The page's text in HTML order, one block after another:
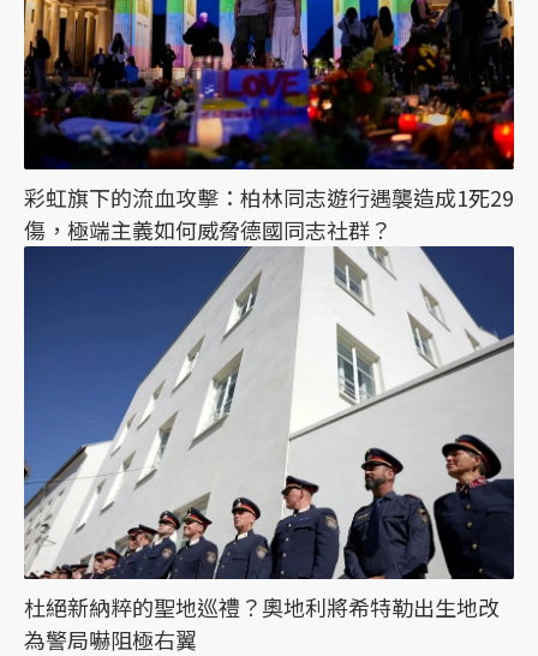
彩虹旗下的流血攻擊：柏林同志遊行遇襲造成1死29
傷，極端主義如何威脅德國同志社群？
杜絕新納粹的聖地巡禮？奧地利將希特勒出生地改
為警局嚇阻極右翼